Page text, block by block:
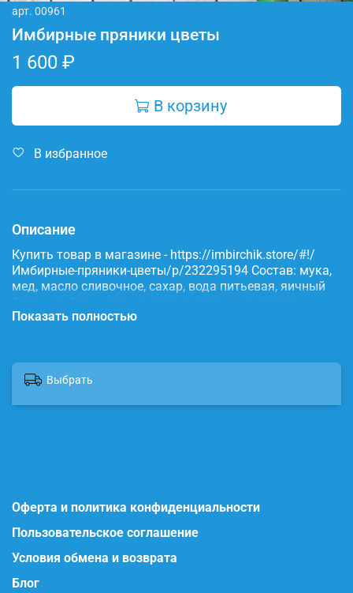
арт. 00961
Имбирные пряники цветы
1 600 ₽
В корзину
В избранное
Описание
Купить товар в магазине - https://imbirchik.store/#!/
Имбирные-пряники-цветы/p/232295194 Состав: мука,
мед, масло сливочное, сахар, вода питьевая, яичный
белок, имбирь, корица, сода, пищевые красители.
Показать полностью
Выбрать
Оферта и политика конфиденциальности
Пользовательское соглашение
Условия обмена и возврата
Блог